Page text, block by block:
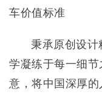
车价值标准
秉承原创设
学凝练于每一细
意，将中国深厚